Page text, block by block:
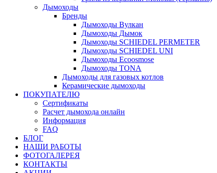
Дымоходы
Бренды
Дымоходы Вулкан
Дымоходы Дымок
Дымоходы SCHIEDEL PERMETER
Дымоходы SCHIEDEL UNI
Дымоходы Ecoosmose
Дымоходы TONA
Дымоходы для газовых котлов
Керамические дымоходы
ПОКУПАТЕЛЮ
Сертификаты
Расчет дымохода онлайн
Информация
FAQ
БЛОГ
НАШИ РАБОТЫ
ФОТОГАЛЕРЕЯ
КОНТАКТЫ